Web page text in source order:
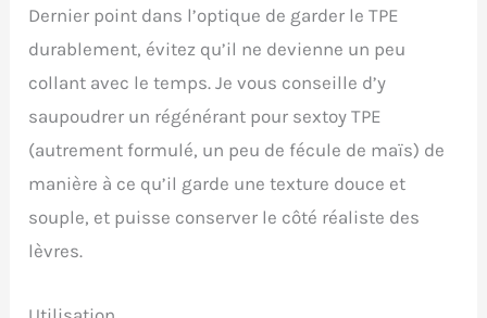
Dernier point dans l’optique de garder le TPE
durablement, évitez qu’il ne devienne un peu
collant avec le temps. Je vous conseille d’y
saupoudrer un régénérant pour sextoy TPE
(autrement formulé, un peu de fécule de maïs) de
manière à ce qu’il garde une texture douce et
souple, et puisse conserver le côté réaliste des
lèvres.